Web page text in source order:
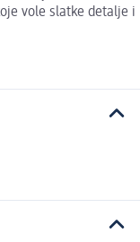
vole slatke detalje i